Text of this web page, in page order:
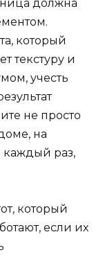
должна
который
текстуру и
учесть
не просто
на
каждый раз,
который
если их